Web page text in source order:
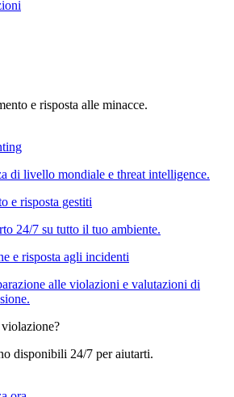
e risposta alle minacce.
di livello mondiale e threat intelligence.
e risposta gestiti
24/7 su tutto il tuo ambiente.
e risposta agli incidenti
alle violazioni e valutazioni di
disponibili 24/7 per aiutarti.